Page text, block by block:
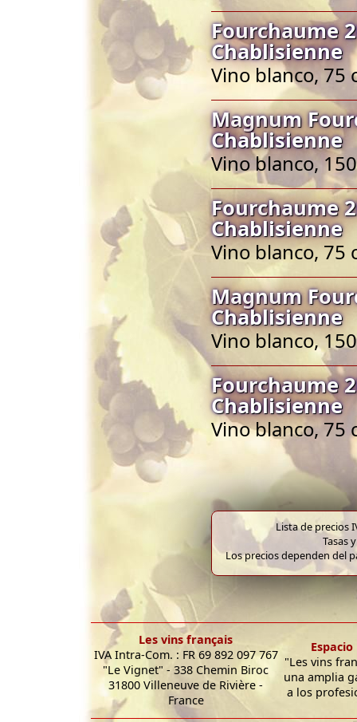
Fourchaume
Chablisienne
Vino blanco, 75
Magnum
Chablisienne
Vino blanco,
Fourchaume
Chablisienne
Vino blanco, 75
Magnum
Chablisienne
Vino blanco,
Fourchaume
Chablisienne
Vino blanco, 75
Lista de precios
Tasas
Los precios dependen del
Les vins français
IVA Intra-Com. : FR 69 892 097 767
"Le Vignet" - 338 Chemin Biroc
31800 Villeneuve de Rivière -
France
"Les vins
una amplia
a los